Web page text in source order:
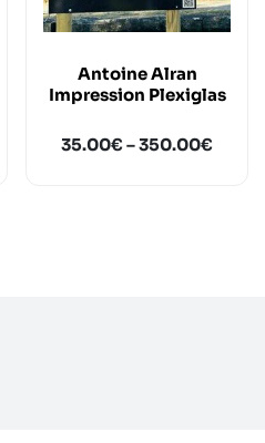
Antoine Alran
Impression Plexiglas
35.00€ –350.00€